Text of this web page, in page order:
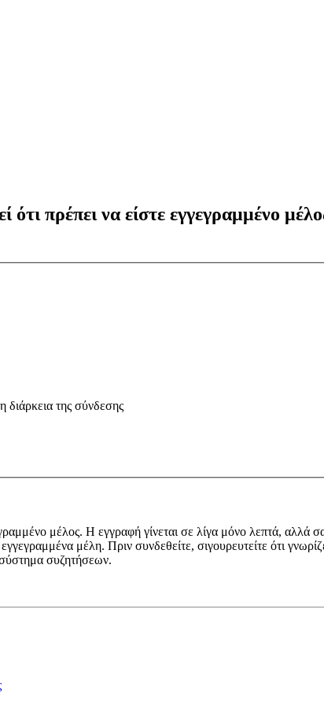
πρέπει να είστε εγγεγραμμένο
της σύνδεσης
μέλος. Η εγγραφή γίνεται σε λίγα μόνο λεπτά, αλλά
μέλη. Πριν συνδεθείτε, σιγουρευτείτε ότι
συζητήσεων.